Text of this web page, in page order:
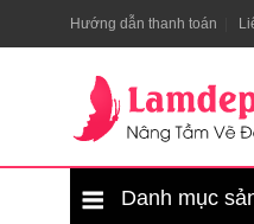
Hướng dẫn thanh toán
Danh mục